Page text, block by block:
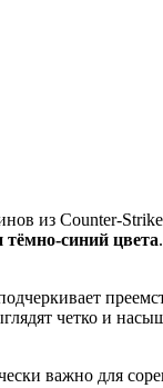
из Counter-
синий цвета
четко и
важно для